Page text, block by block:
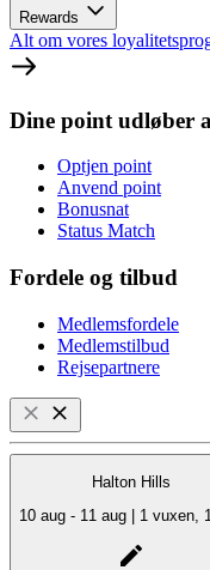
Rewards
Alt om vores
Dine point udløber
Optjen point
Anvend point
Bonusnat
Status Match
Fordele og tilbud
Medlemsfordele
Medlemstilbud
Rejsepartnere
Halton Hills
10 aug - 11 aug | 1